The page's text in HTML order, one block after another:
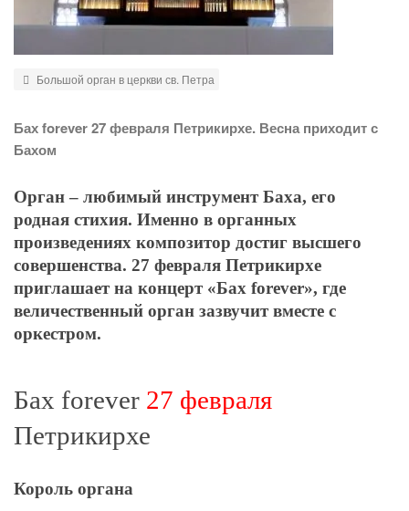
Большой орган в церкви св. Петра
Бах forever 27 февраля Петрикирхе. Весна приходит с
Бахом
Орган – любимый инструмент Баха, его
родная стихия. Именно в органных
произведениях композитор достиг высшего
совершенства. 27 февраля Петрикирхе
приглашает на концерт «Бах forever», где
величественный орган зазвучит вместе с
оркестром.
Бах forever 27 февраля
Петрикирхе
Король органа